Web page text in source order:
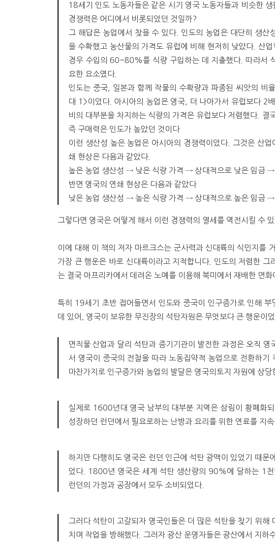
18세기 인도 노동자들은 같은 시기 영국 노동자들과 비슷한
경쟁력은 어디에서 비롯되었던 것일까?
그 해답은 농업에서 찾을 수 있다. 인도의 농업은 대단히 생산
을 수확했고 농산물의 가격도 유럽에 비해 현저히 낮았다. 산
경우 수입의 60~80%를 식량 구입하는 데 지출했다. 따라서
요한 요소였다.
인도는 중국, 일본과 함께 작물의 수확량과 파종된 씨앗의 비
대 1>이었다. 아시아의 농업은 영국, 더 나아가서 유럽보다 2
비의 대부분을 차지하는 식량의 가격은 유럽보다 저렴했다. 결
즉 구매력은 인도가 높았던 것이다
이런 생산성 높은 농업은 아시아의 경쟁력이었다. 그것은 산
쇄 현상은 다음과 같았다.
높은 농업 생산성 → 낮은 식량 가격 → 상대적으로 낮은 임금 →
반면 영국의 연쇄 현상은 다음과 같았다
낮은 농업 생산성 → 높은 식량 가격 → 상대적으로 높은 임금 →
그렇다면 영국은 어떻게 해서 이런 경쟁력의 열세를 역전시킬 수
이에 대해 이 책의 저자 마르크스는 군사력과 신대륙의 식민지를
가장 큰 행운은 바로 신대륙이라고 지적합니다. 인도의 저렴한 그
는 결국 아프리카에서 데려온 노예를 이용해 북미에서 재배한 면화
특히 19세기 초반 접어들면서 인도와 중국이 인구증가로 인해
데 있어, 영국이 보유한 무진장의 석탄자원은 무엇보다 큰 행운이
면직물 산업과 달리 석탄과 증기기관이 발전한 과정은 오직 영
서 영국이 중국의 전철을 따라 노동집약적 농업으로 전환하기
마찬가지로 인구증가와 농업의 발달은 영국의토지 자원에 상당
실제로 1600년대 영국 남부의 대부분 지역은 삼림이 황폐화
성장하던 런던에서 필요로하는 난방과 요리를 위한 연료를 지
하지만 다행히도 영국은 런던 인근에 석탄 광맥이 있었기 때문
었다. 1800년 영국은 세계 석탄 생산량의 90%에 달하는 1
런던의 가정과 공장에서 모두 소비되었다.
그러다 석탄이 고갈되자 영국인들은 더 많은 석탄을 찾기 위해
치며 작업을 방해했다. 그러자 광산 운영자들은 광산에서 지하